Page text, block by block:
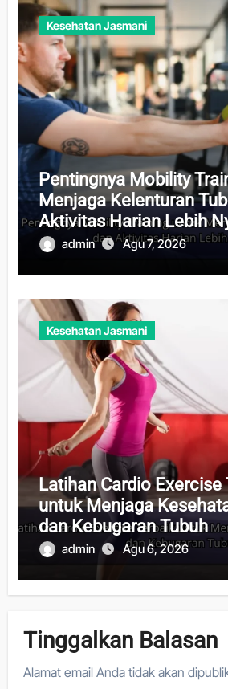
Kesehatan Jasmani
Pentingnya Mobility
Menjaga Kelenturan
Aktivitas Harian Lebih
admin Agu 7, 2026
Kesehatan Jasmani
Latihan Cardio Exercise
untuk Menjaga
dan Kebugaran Tubuh
admin Agu 6, 2026
Tinggalkan Balasan
Alamat email Anda tidak akan